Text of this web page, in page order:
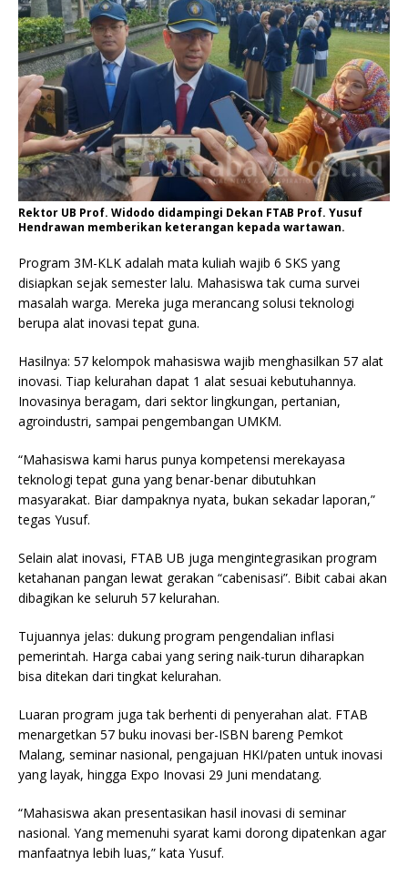
Rektor UB Prof. Widodo didampingi Dekan FTAB Prof. Yusuf
Hendrawan memberikan keterangan kepada wartawan.
Program 3M-KLK adalah mata kuliah wajib 6 SKS yang
disiapkan sejak semester lalu. Mahasiswa tak cuma survei
masalah warga. Mereka juga merancang solusi teknologi
berupa alat inovasi tepat guna.
Hasilnya: 57 kelompok mahasiswa wajib menghasilkan 57 alat
inovasi. Tiap kelurahan dapat 1 alat sesuai kebutuhannya.
Inovasinya beragam, dari sektor lingkungan, pertanian,
agroindustri, sampai pengembangan UMKM.
“Mahasiswa kami harus punya kompetensi merekayasa
teknologi tepat guna yang benar-benar dibutuhkan
masyarakat. Biar dampaknya nyata, bukan sekadar laporan,”
tegas Yusuf.
Selain alat inovasi, FTAB UB juga mengintegrasikan program
ketahanan pangan lewat gerakan “cabenisasi”. Bibit cabai akan
dibagikan ke seluruh 57 kelurahan.
Tujuannya jelas: dukung program pengendalian inflasi
pemerintah. Harga cabai yang sering naik-turun diharapkan
bisa ditekan dari tingkat kelurahan.
Luaran program juga tak berhenti di penyerahan alat. FTAB
menargetkan 57 buku inovasi ber-ISBN bareng Pemkot
Malang, seminar nasional, pengajuan HKI/paten untuk inovasi
yang layak, hingga Expo Inovasi 29 Juni mendatang.
“Mahasiswa akan presentasikan hasil inovasi di seminar
nasional. Yang memenuhi syarat kami dorong dipatenkan agar
manfaatnya lebih luas,” kata Yusuf.